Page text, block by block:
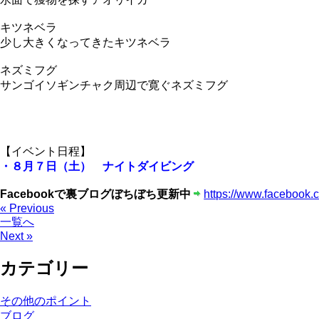
キツネベラ
少し大きくなってきたキツネベラ
ネズミフグ
サンゴイソギンチャク周辺で寛ぐネズミフグ
【イベント日程】
・８月７日（土） ナイトダイビング
Facebookで裏ブログぼちぼち更新中
https://
« Previous
一覧へ
Next »
カテゴリー
その他のポイント
ブログ